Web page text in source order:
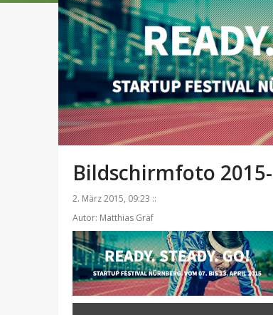
Bildschirmfoto
2. März 2015, 09:23 ::
Autor: Matthias Gräf